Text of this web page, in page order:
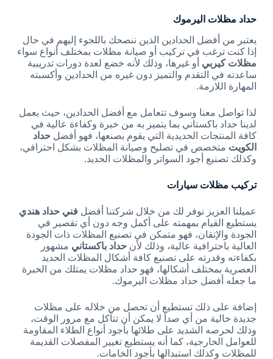
حداد مظلات اليرموك
يعتبر من أفضل الحدادين الذين ننصحك باللجوء إليهم في حال
إذا كنت ترغب في تركيب أو صيانة مظلات بمختلف أنواع سواء
مظلاتكيربي أو غيرها، وذلك لأنه خضع لعدة دورات تدريبية
ساعدته في التقدم والتميز دون غيره من الحدادين وأكسبته
المهارة اللازمة.
لذا تواصل معنا وسوف تتعامل مع أفضل الحدادين، حيث يعمل
لدينا حداد باكستاني بما يتميز به من خبرة وكفاءة عالية في
كافة المنتجات الحديدية التي يقوم بصنعها، فهو أفضل حداد
الكويت متخصص في تصليح وصيانة المظلات بشكل احترافي،
وكذلك تصنيع أجود السواتر والمظلات الحديد.
تركيب مظلات سيارات
عميلنا العزيز نوفر لك من خلال شركتنا أفضل فني حداد هندي
يستطيع القيام بمهمته على أكمل وجه دون أي تقصير في
الجودة والإتقان، فهو متمكن في تصنيع المظلات ذات الجودة
العالية باحترافية عالية، وذلك لأن حداد باكستاني مشهور
بكفاءته وقدرته على تصنيع كافة أشكال المظلات الحديد
العصرية بمختلف أشكالها، فهو حداد مظلات يمتلك من الخبرة
ما جعله أفضل حداد مظلات اليرموك.
إضافة على ذلك تستطيع أن تحصل من خلاله على مظلات
جديدة خالية من أي صدأ لا يمكن أن تتآكل مع مرور الوقت،
وذلك لحرصه الشديد على طلائها بأجود أنواع الطلاء المقاومة
للعوامل الخارجية، كما أنه يستطيع تغيير المفصلات القديمة
للمظلات وكذلك استبدالها بأجود الخامات.